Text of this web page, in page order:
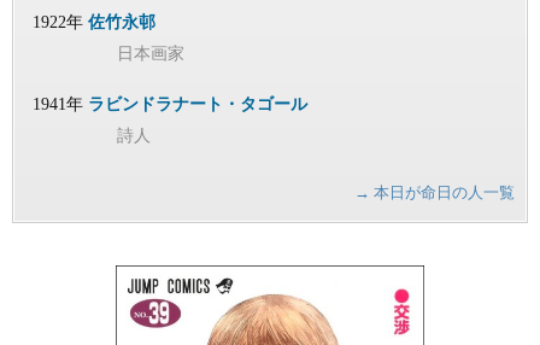
1922年 佐竹永邨
日本画家
1941年 ラビンドラナート・タゴール
詩人
→ 本日が命日の人一覧